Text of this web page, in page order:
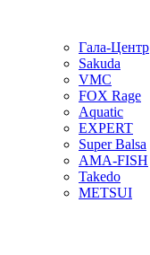
Гала-Центр
Sakuda
VMC
FOX Rage
Aquatic
EXPERT
Super Balsa
AMA-FISH
Takedo
METSUI